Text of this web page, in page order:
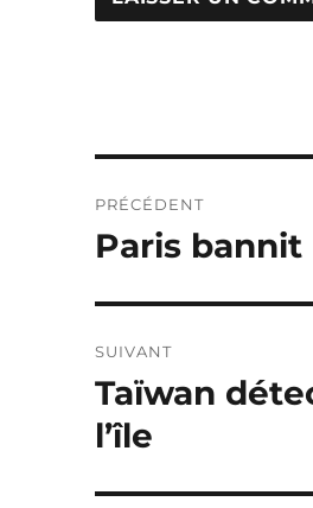
de
PRÉCÉDENT
Publication
Paris
SUIVANT
Publication
suivante :
Taïwan
l’île